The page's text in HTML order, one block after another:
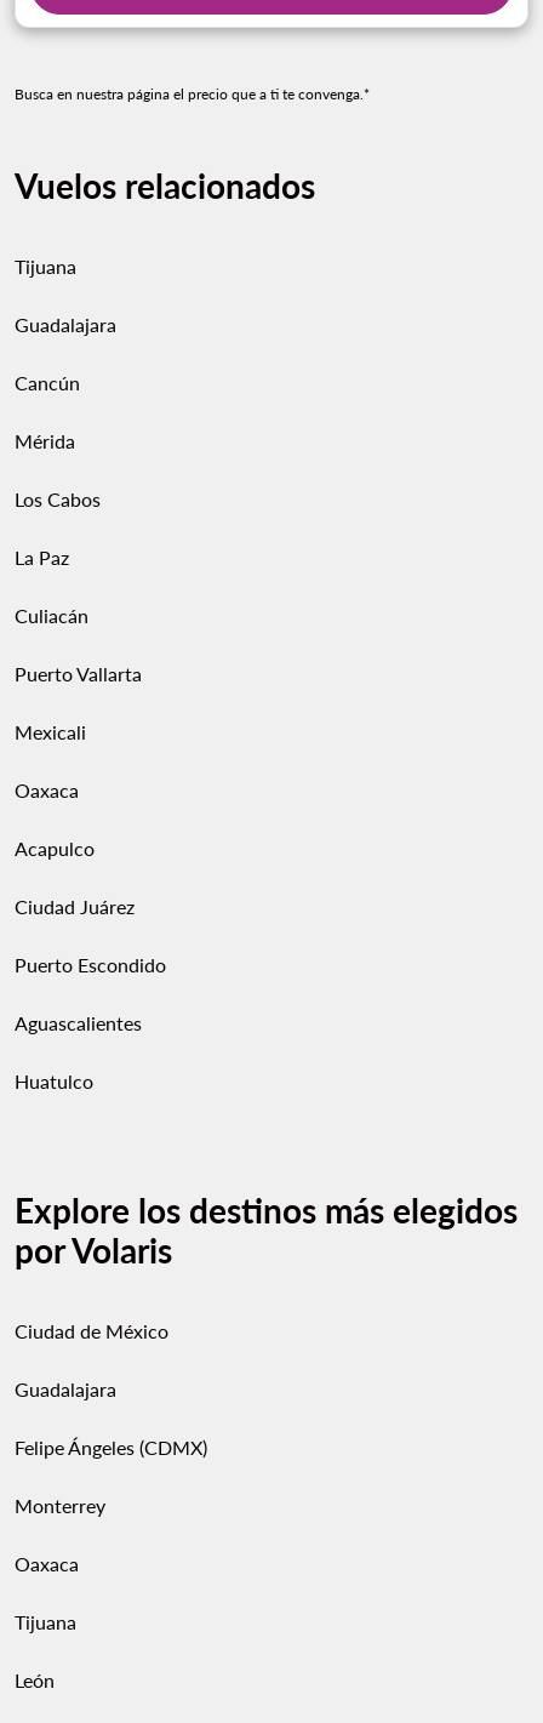
Busca en nuestra página el precio que a ti te convenga.*
Vuelos relacionados
Tijuana
Guadalajara
Cancún
Mérida
Los Cabos
La Paz
Culiacán
Puerto Vallarta
Mexicali
Oaxaca
Acapulco
Ciudad Juárez
Puerto Escondido
Aguascalientes
Huatulco
Explore los destinos más elegidos
por Volaris
Ciudad de México
Guadalajara
Felipe Ángeles (CDMX)
Monterrey
Oaxaca
Tijuana
León